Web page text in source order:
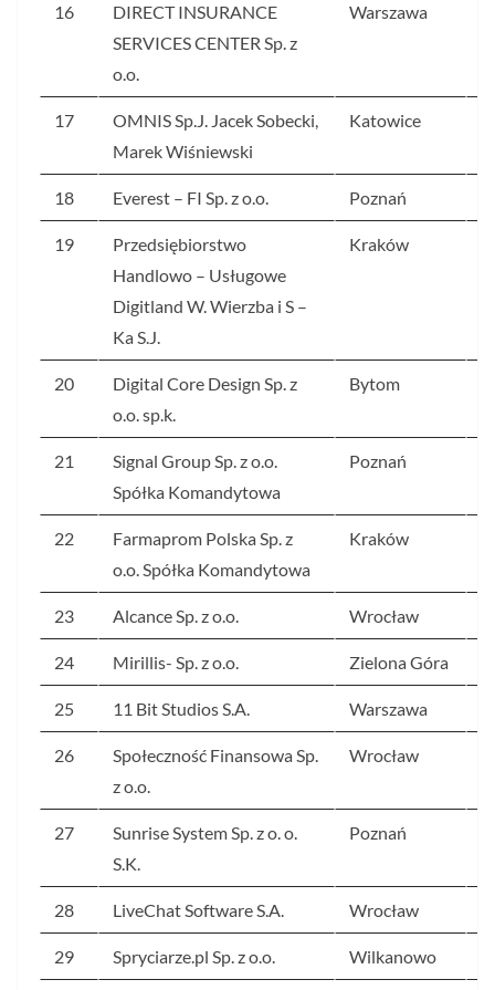
16
DIRECT INSURANCE
SERVICES CENTER Sp. z
o.o.
Warszawa
17
OMNIS Sp.J. Jacek Sobecki,
Marek Wiśniewski
Katowice
18 Everest – FI Sp. z o.o. Poznań
19
Przedsiębiorstwo
Handlowo – Usługowe
Digitland W. Wierzba i S –
Ka S.J.
Kraków
20
Digital Core Design Sp. z
o.o. sp.k.
Bytom
21
Signal Group Sp. z o.o.
Spółka Komandytowa
Poznań
22
Farmaprom Polska Sp. z
o.o. Spółka Komandytowa
Kraków
23 Alcance Sp. z o.o. Wrocław
24 Mirillis- Sp. z o.o. Zielona Góra
25 11 Bit Studios S.A. Warszawa
26
Społeczność Finansowa Sp.
z o.o.
Wrocław
27
Sunrise System Sp. z o. o.
S.K.
Poznań
28 LiveChat Software S.A. Wrocław
29 Spryciarze.pl Sp. z o.o. Wilkanowo